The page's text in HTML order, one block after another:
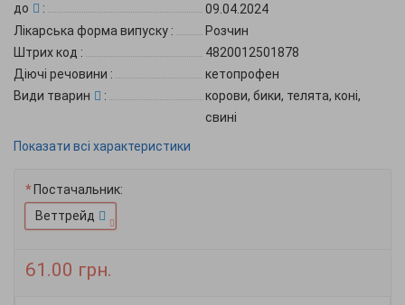
до
:
09.04.2024
Лікарська форма випуску :
Розчин
Штрих код :
4820012501878
Діючі речовини :
кетопрофен
Види тварин
:
корови, бики, телята, коні,
свині
Показати всі характеристики
Постачальник:
Веттрейд
61.00 грн.